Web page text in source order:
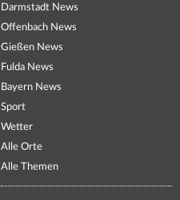
Darmstadt News
Offenbach News
Gießen News
Fulda News
Bayern News
Sport
Wetter
Alle Orte
Alle Themen